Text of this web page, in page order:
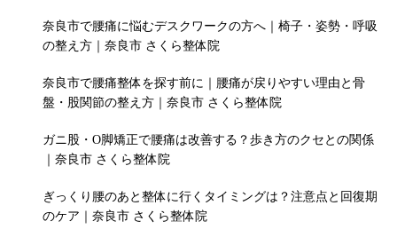
奈良市で腰痛に悩むデスクワークの方へ｜椅子・姿勢・呼吸
の整え方｜奈良市 さくら整体院
奈良市で腰痛整体を探す前に｜腰痛が戻りやすい理由と骨
盤・股関節の整え方｜奈良市 さくら整体院
ガニ股・O脚矯正で腰痛は改善する？歩き方のクセとの関係
｜奈良市 さくら整体院
ぎっくり腰のあと整体に行くタイミングは？注意点と回復期
のケア｜奈良市 さくら整体院